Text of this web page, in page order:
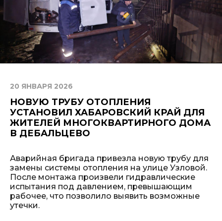
20 ЯНВАРЯ 2026
НОВУЮ ТРУБУ ОТОПЛЕНИЯ
УСТАНОВИЛ ХАБАРОВСКИЙ КРАЙ ДЛЯ
ЖИТЕЛЕЙ МНОГОКВАРТИРНОГО ДОМА
В ДЕБАЛЬЦЕВО
Аварийная бригада привезла новую трубу для
замены системы отопления на улице Узловой.
После монтажа произвели гидравлические
испытания под давлением, превышающим
рабочее, что позволило выявить возможные
утечки.